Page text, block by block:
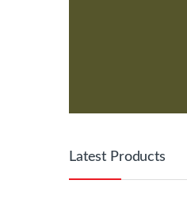
Latest Products